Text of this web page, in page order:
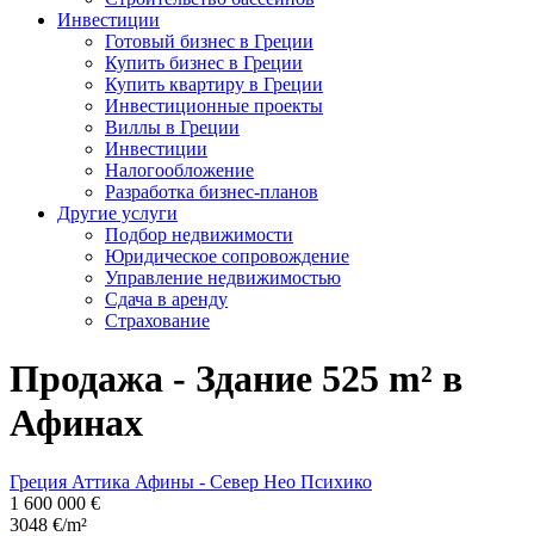
Инвестиции
Готовый бизнес в Греции
Купить бизнес в Греции
Купить квартиру в Греции
Инвестиционные проекты
Виллы в Греции
Инвестиции
Налогообложение
Разработка бизнес-планов
Другие услуги
Подбор недвижимости
Юридическое сопровождение
Управление недвижимостью
Сдача в аренду
Страхование
Продажа - Здание 525 m² в
Афинах
Греция Аттика Афины - Север Нео Психико
1 600 000 €
3048 €/m²